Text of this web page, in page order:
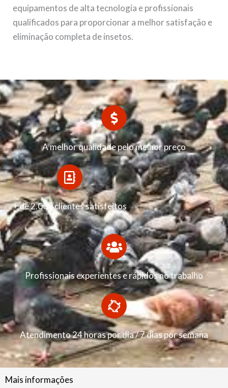
equipamentos de alta tecnologia e profissionais
qualificados para proporcionar a melhor satisfação e
eliminação completa de insetos.
A melhor qualidade pelo melhor preço
+ de 2.000 clientes satisfeitos
Profissionais experientes e rápidos no trabalho
Atendimento 24 horas por dia / 7 dias por semana
Mais informações